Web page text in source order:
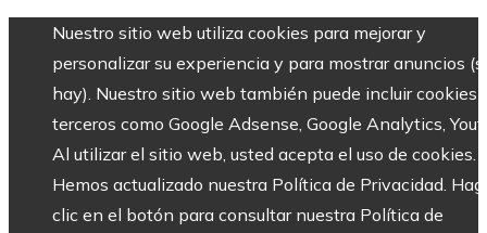
Nuestro sitio web utiliza cookies para mejorar y
personalizar su experiencia y para mostrar anuncios
hay). Nuestro sitio web también puede incluir cookies
terceros como Google Adsense, Google Analytics,
Al utilizar el sitio web, usted acepta el uso de cookies.
Hemos actualizado nuestra Política de Privacidad.
clic en el botón para consultar nuestra Política de